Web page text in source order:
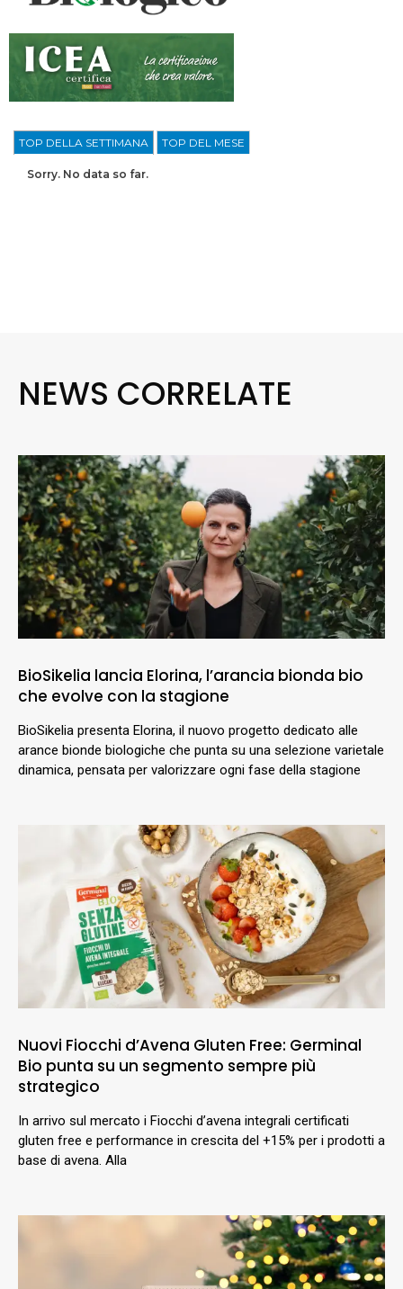
TOP DELLA SETTIMANA TOP DEL MESE
Sorry. No data so far.
NEWS CORRELATE
BioSikelia lancia Elorina, l’arancia bionda bio
che evolve con la stagione
BioSikelia presenta Elorina, il nuovo progetto dedicato alle
arance bionde biologiche che punta su una selezione varietale
dinamica, pensata per valorizzare ogni fase della stagione
Nuovi Fiocchi d’Avena Gluten Free: Germinal
Bio punta su un segmento sempre più
strategico
In arrivo sul mercato i Fiocchi d’avena integrali certificati
gluten free e performance in crescita del +15% per i prodotti a
base di avena. Alla